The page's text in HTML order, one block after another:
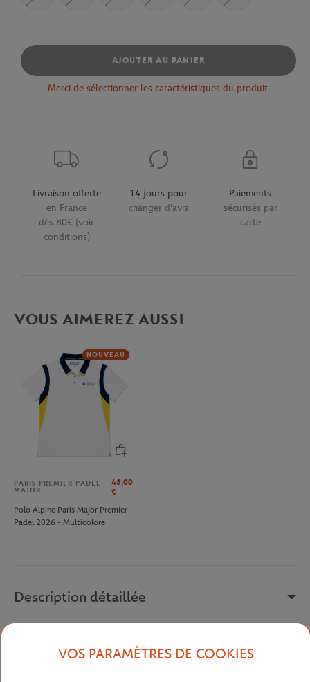
AJOUTER AU PANIER
Merci de sélectionner les caractéristiques du produit.
Livraison offerte
en France
dès 80€ (voir
conditions)
14 jours pour
changer d'avis
Paiements
sécurisés par
carte
VOUS AIMEREZ AUSSI
NOUVEAU
PARIS PREMIER PADEL
MAJOR
45,00
€
Polo Alpine Paris Major Premier
Padel 2026 - Multicolore
Description détaillée
vêtement ; c'est une déclaration de passion pour le tennis
VOS PARAMÈTRES DE COOKIES